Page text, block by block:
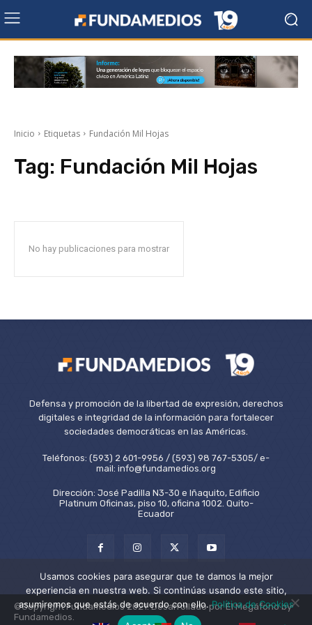
Inicio Etiquetas Fundación Mil Hojas
Tag: Fundación Mil Hojas
No hay publicaciones para mostrar
Defensa y promoción de la libertad de expresión, derechos
digitales e integridad de la información para fortalecer
sociedades democráticas en las Américas.
Teléfonos: (593) 2 601-9956 / (593) 98 767-5305/ e-
mail: info@fundamedios.org
Dirección: José Padilla N3-30 e Iñaquito, Edificio
Platinum Oficinas, piso 10, oficina 1002. Quito-
Ecuador
©Copyright Fundamedios 2021. Desarrollado por El Megáfono by
Fundamedios.
Usamos cookies para asegurar que te damos la mejor
experiencia en nuestra web. Si continúas usando este sitio,
asumiremos que estás de acuerdo con ello.Política de Cookies